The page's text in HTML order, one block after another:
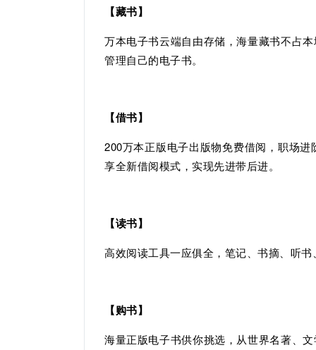
【藏书】
万本电子书云端自由存储，海量藏书不占
管理自己的电子书。
【借书】
200万本正版电子出版物免费借阅，职场
享全新借阅模式，实现先进带后进。
【读书】
高效阅读工具一应俱全，笔记、书摘、听
【购书】
海量正版电子书供你挑选，从世界名著、